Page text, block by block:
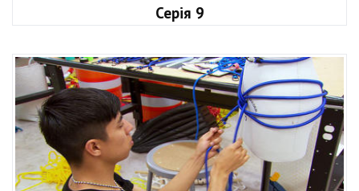
Серія 9